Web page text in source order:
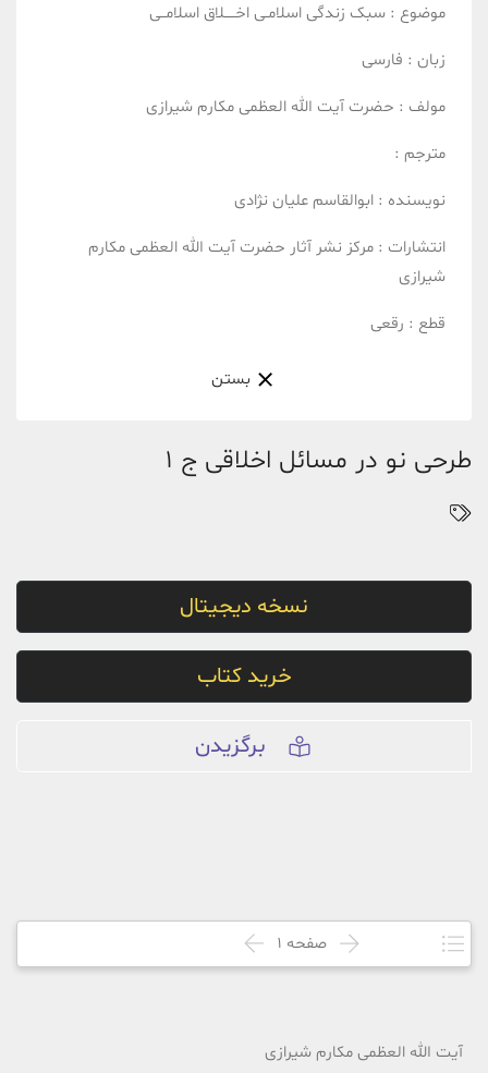
طرحی نو در مسائل اخلاقی ج 1
نسخه دیجیتال
خرید کتاب
برگزیدن
صفحه 1
آیت الله العظمی مکارم شیرازی
موضوع : سبک زندگی اسلامـی اخـــــلاق اسلامــی
زبان : فارسی
مولف : حضرت آیت الله العظمی مکارم شیرازی
مترجم :
نویسنده : ابوالقاسم علیان نژادی
انتشارات : مرکز نشر آثار حضرت آیت الله العظمی مکارم
شیرازی
قطع : رقعی
بستن